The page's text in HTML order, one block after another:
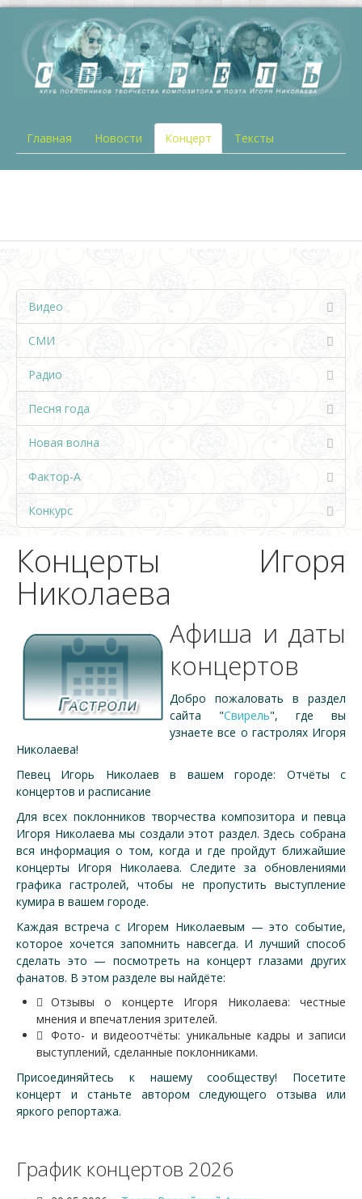
Главная Новости Концерт Тексты
Видео
СМИ
Радио
Песня года
Новая волна
Фактор-А
Конкурс
Концерты Игоря
Николаева
Афиша и даты
концертов
Добро пожаловать в раздел
сайта "Свирель", где вы
узнаете все о гастролях Игоря
Николаева!
Певец Игорь Николаев в вашем городе: Отчёты с
концертов и расписание
Для всех поклонников творчества композитора и певца
Игоря Николаева мы создали этот раздел. Здесь собрана
вся информация о том, когда и где пройдут ближайшие
концерты Игоря Николаева. Следите за обновлениями
графика гастролей, чтобы не пропустить выступление
кумира в вашем городе.
Каждая встреча с Игорем Николаевым — это событие,
которое хочется запомнить навсегда. И лучший способ
сделать это — посмотреть на концерт глазами других
фанатов. В этом разделе вы найдёте:
Отзывы о концерте Игоря Николаева: честные
мнения и впечатления зрителей.
Фото- и видеоотчёты: уникальные кадры и записи
выступлений, сделанные поклонниками.
Присоединяйтесь к нашему сообществу! Посетите
концерт и станьте автором следующего отзыва или
яркого репортажа.
График концертов 2026